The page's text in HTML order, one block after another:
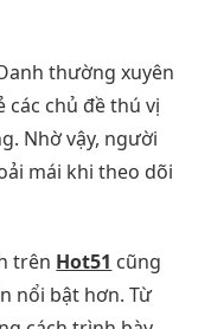
thường xuyên
các chủ đề thú vị
Nhờ vậy, người
mái khi theo dõi
trên Hot51 cũng
nổi bật hơn. Từ